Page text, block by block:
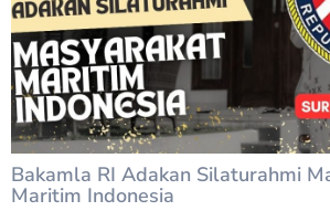
Bakamla RI Adakan Silaturahmi
Maritim Indonesia